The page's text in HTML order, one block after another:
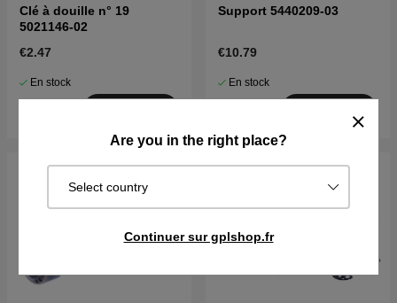
Are you in the right place?
Select country
Continuer sur gplshop.fr
Clé à douille n° 19
5021146-02
€2.47
En stock
Support 5440209-03
€10.79
En stock